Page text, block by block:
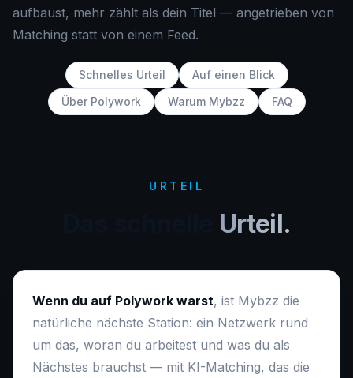
aufbaust, mehr zählt als dein Titel — angetrieben von
Matching statt von einem Feed.
Schnelles Urteil
Auf einen Blick
Über Polywork
Warum Mybzz FAQ
URTEIL
Urteil.
Wenn du auf Polywork warst, ist Mybzz die
natürliche nächste Station: ein Netzwerk rund
um das, woran du arbeitest und was du als
Nächstes brauchst — mit KI-Matching, das die